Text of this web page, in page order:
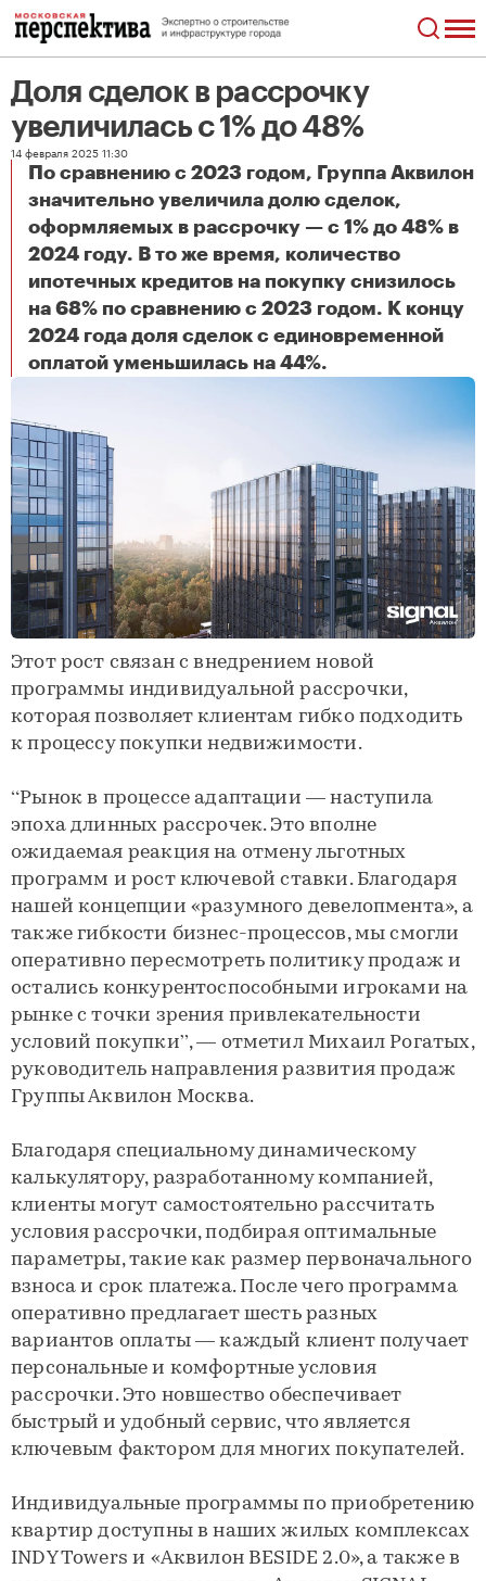
Доля сделок в рассрочку
увеличилась с 1% до 48%
14 февраля 2025 11:30
По сравнению с 2023 годом, Группа Аквилон
значительно увеличила долю сделок,
оформляемых в рассрочку — с 1% до 48% в
2024 году. В то же время, количество
ипотечных кредитов на покупку снизилось
на 68% по сравнению с 2023 годом. К концу
2024 года доля сделок с единовременной
оплатой уменьшилась на 44%.
Доля сделок в рассрочку увеличилась с 1% до 48%
Этот рост связан с внедрением новой
программы индивидуальной рассрочки,
которая позволяет клиентам гибко подходить
к процессу покупки недвижимости.
“Рынок в процессе адаптации — наступила
эпоха длинных рассрочек. Это вполне
ожидаемая реакция на отмену льготных
программ и рост ключевой ставки. Благодаря
нашей концепции «разумного девелопмента», а
также гибкости бизнес-процессов, мы смогли
оперативно пересмотреть политику продаж и
остались конкурентоспособными игроками на
рынке с точки зрения привлекательности
условий покупки”, — отметил Михаил Рогатых,
руководитель направления развития продаж
Группы Аквилон Москва.
Благодаря специальному динамическому
калькулятору, разработанному компанией,
клиенты могут самостоятельно рассчитать
условия рассрочки, подбирая оптимальные
параметры, такие как размер первоначального
взноса и срок платежа. После чего программа
оперативно предлагает шесть разных
вариантов оплаты — каждый клиент получает
персональные и комфортные условия
рассрочки. Это новшество обеспечивает
быстрый и удобный сервис, что является
ключевым фактором для многих покупателей.
Индивидуальные программы по приобретению
квартир доступны в наших жилых комплексах
INDY Towers и «Аквилон BESIDE 2.0», а также в